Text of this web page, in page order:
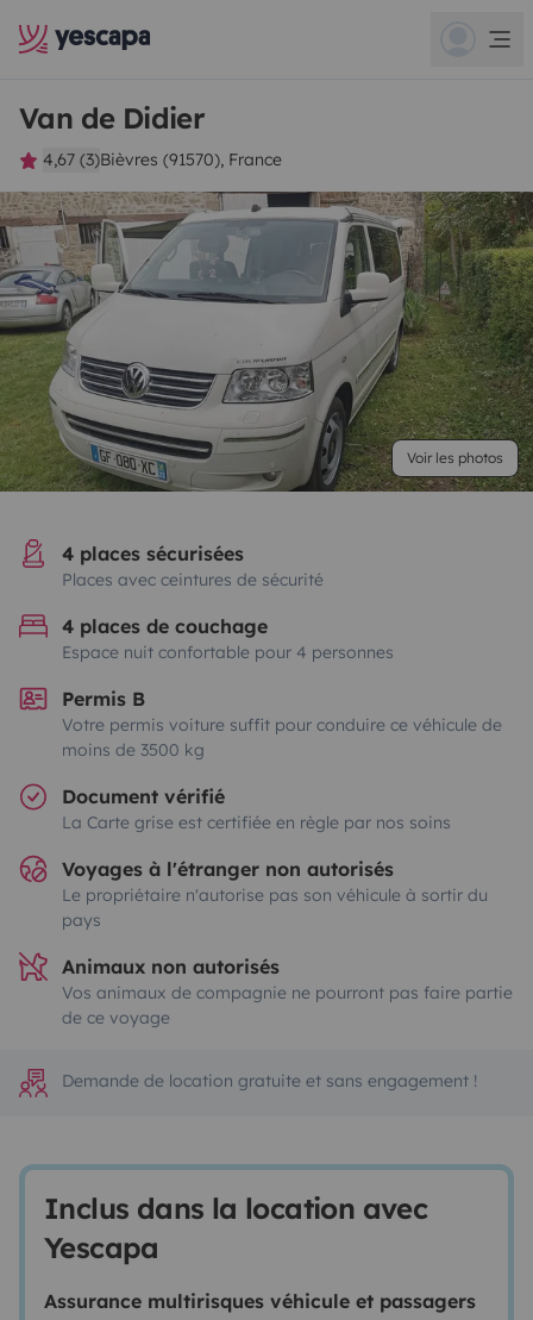
Van de Didier
4,67 (3)Bièvres (91570), France
Voir les photos
4 places sécurisées
Places avec ceintures de sécurité
4 places de couchage
Espace nuit confortable pour 4 personnes
Permis B
Votre permis voiture suffit pour conduire ce véhicule de
moins de 3500 kg
Document vérifié
La Carte grise est certifiée en règle par nos soins
Voyages à l'étranger non autorisés
Le propriétaire n'autorise pas son véhicule à sortir du
pays
Animaux non autorisés
Vos animaux de compagnie ne pourront pas faire partie
de ce voyage
Demande de location gratuite et sans engagement !
Inclus dans la location avec
Yescapa
Assurance multirisques véhicule et passagers